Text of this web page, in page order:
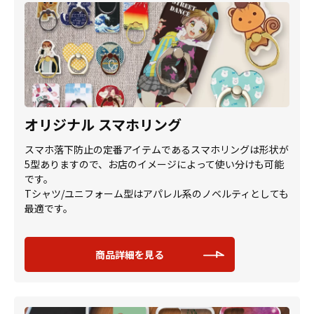
オリジナル スマホリング
スマホ落下防止の定番アイテムであるスマホリングは形状が
5型ありますので、お店のイメージによって使い分けも可能
です。
Tシャツ/ユニフォーム型はアパレル系のノベルティとしても
最適です。
商品詳細を見る